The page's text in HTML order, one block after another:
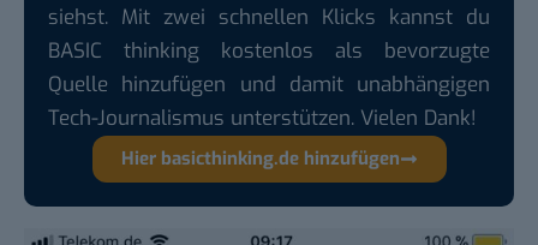
siehst. Mit zwei schnellen Klicks kannst du
BASIC thinking kostenlos als bevorzugte
Quelle hinzufügen und damit unabhängigen
Tech-Journalismus unterstützen. Vielen Dank!
Hier basicthinking.de hinzufügen